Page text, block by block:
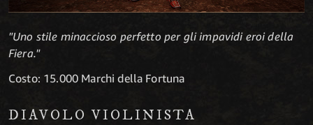
"Uno stile minaccioso perfetto per gli impavidi eroi della
Fiera."
Costo: 15.000 Marchi della Fortuna
DIAVOLO VIOLINISTA